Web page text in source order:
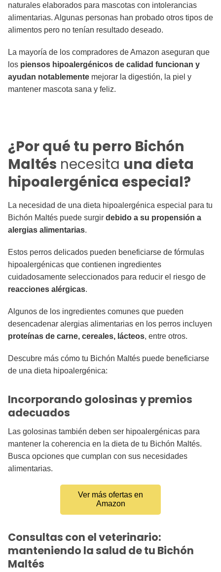
naturales elaborados para mascotas con intolerancias
alimentarias. Algunas personas han probado otros tipos de
alimentos pero no tenían resultado deseado.
La mayoría de los compradores de Amazon aseguran que
los piensos hipoalergénicos de calidad funcionan y
ayudan notablemente mejorar la digestión, la piel y
mantener mascota sana y feliz.
¿Por qué tu perro Bichón
Maltés necesita una dieta
hipoalergénica especial?
La necesidad de una dieta hipoalergénica especial para tu
Bichón Maltés puede surgir debido a su propensión a
alergias alimentarias.
Estos perros delicados pueden beneficiarse de fórmulas
hipoalergénicas que contienen ingredientes
cuidadosamente seleccionados para reducir el riesgo de
reacciones alérgicas.
Algunos de los ingredientes comunes que pueden
desencadenar alergias alimentarias en los perros incluyen
proteínas de carne, cereales, lácteos, entre otros.
Descubre más cómo tu Bichón Maltés puede beneficiarse
de una dieta hipoalergénica:
Incorporando golosinas y premios
adecuados
Las golosinas también deben ser hipoalergénicas para
mantener la coherencia en la dieta de tu Bichón Maltés.
Busca opciones que cumplan con sus necesidades
alimentarias.
Ver más ofertas en
Amazon
Consultas con el veterinario:
manteniendo la salud de tu Bichón
Maltés